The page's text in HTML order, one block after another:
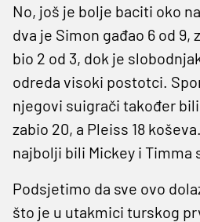
No, još je bolje baciti oko
dva je Simon gađao 6 od 9,
bio 2 od 3, dok je
odreda visoki postotci.
njegovi suigrači također
zabio 20, a Pleiss 18
najbolji bili Mickey i Timma
Podsjetimo da sve ovo
što je u utakmici turskog